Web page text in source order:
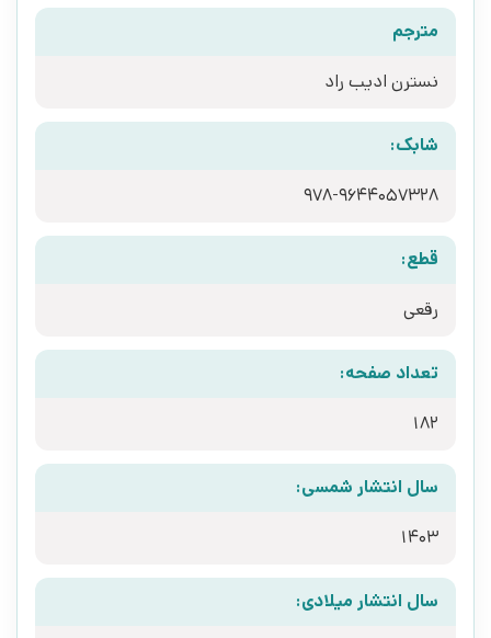
مترجم
نسترن ادیب راد
شابک:
978-9644057328
قطع:
رقعی
تعداد صفحه:
182
سال انتشار شمسی:
1403
سال انتشار میلادی: